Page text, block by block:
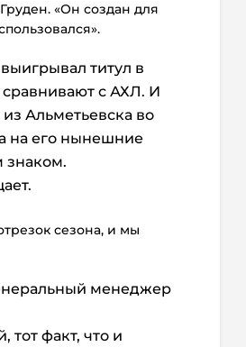
«Он создан для
титул в
с АХЛ. И
из Альметьевска во
на его нынешние
знаком.
сезона, и мы
менеджер
тот факт, что и